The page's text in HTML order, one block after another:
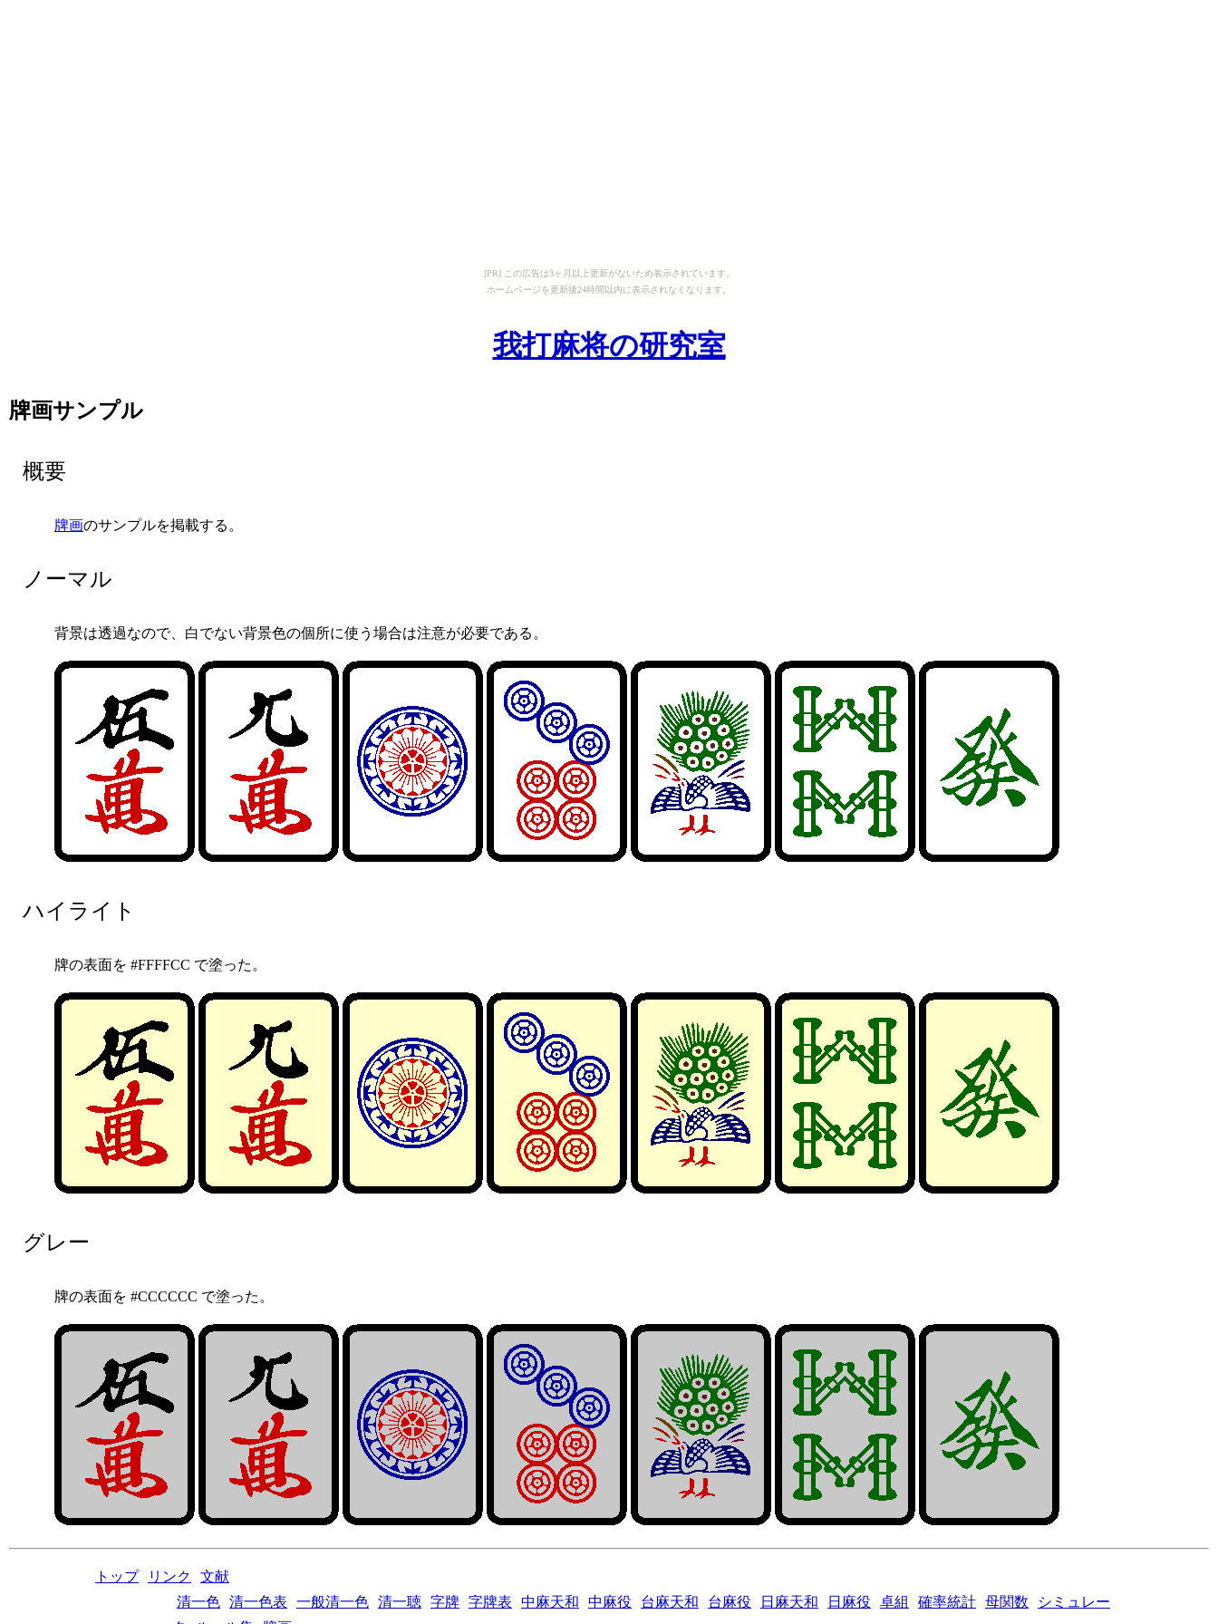
[PR] この広告は3ヶ月以上更新がないため表示されています。
ホームページを更新後24時間以内に表示されなくなります。
我打麻将の研究室
牌画サンプル
概要
牌画のサンプルを掲載する。
ノーマル
背景は透過なので、白でない背景色の個所に使う場合は注意が必要である。
ハイライト
牌の表面を #FFFFCC で塗った。
グレー
牌の表面を #CCCCCC で塗った。
トップ リンク
文献
清一色 清一色表 一般清一色 清一聴 字牌 字牌表 中麻天和 中麻役 台麻天和 台麻役 日麻天和 日麻役 卓組 確率統計 母関数
シミュレー